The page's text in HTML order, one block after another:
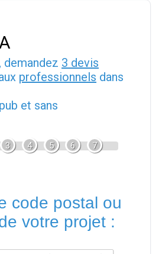
demandez 3 devis
professionnels dans
et sans
3 4 5 6 7
code postal ou
votre projet :